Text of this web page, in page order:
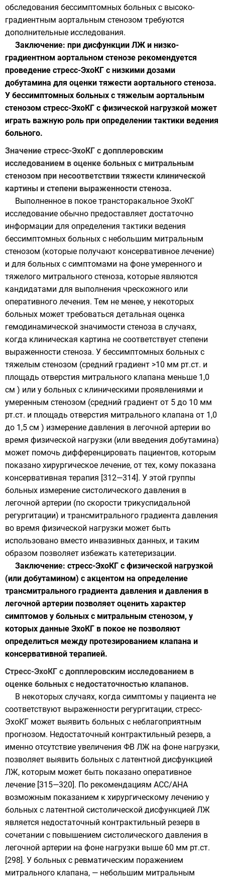
обследования бессимптомных больных с высоко-
градиентным аортальным стенозом требуются
дополнительные исследования.
Заключение: при дисфункции ЛЖ и низко-
градиентном аортальном стенозе рекомендуется
проведение стресс-ЭхоКГ с низкими дозами
добутамина для оценки тяжести аортального стеноза.
У бессимптомных больных с тяжелым аортальным
стенозом стресс-ЭхоКГ с физической нагрузкой может
играть важную роль при определении тактики ведения
больного.
Значение стресс-ЭхоКГ с допплеровским
исследованием в оценке больных с митральным
стенозом при несоответствии тяжести клинической
картины и степени выраженности стеноза.
Выполненное в покое трансторакальное ЭхоКГ
исследование обычно предоставляет достаточно
информации для определения тактики ведения
бессимптомных больных с небольшим митральным
стенозом (которые получают консервативное лечение)
и для больных с симптомами на фоне умеренного и
тяжелого митрального стеноза, которые являются
кандидатами для выполнения чрескожного или
оперативного лечения. Тем не менее, у некоторых
больных может требоваться детальная оценка
гемодинамической значимости стеноза в случаях,
когда клиническая картина не соответствует степени
выраженности стеноза. У бессимптомных больных с
тяжелым стенозом (средний градиент >10 мм рт.ст. и
площадь отверстия митрального клапана меньше 1,0
см ) или у больных с клиническими проявлениями и
умеренным стенозом (средний градиент от 5 до 10 мм
рт.ст. и площадь отверстия митрального клапана от 1,0
до 1,5 см ) измерение давления в легочной артерии во
время физической нагрузки (или введения добутамина)
может помочь дифференцировать пациентов, которым
показано хирургическое лечение, от тех, кому показана
консервативная терапия [312—314]. У этой группы
больных измерение систолического давления в
легочной артерии (по скорости трикуспидальной
регургитации) и трансмитрального градиента давления
во время физической нагрузки может быть
использовано вместо инвазивных данных, и таким
образом позволяет избежать катетеризации.
Заключение: стресс-ЭхоКГ с физической нагрузкой
(или добутамином) с акцентом на определение
трансмитрального градиента давления и давления в
легочной артерии позволяет оценить характер
симптомов у больных с митральным стенозом, у
которых данные ЭхоКГ в покое не позволяют
определиться между протезированием клапана и
консервативной терапией.
Стресс-ЭхоКГ с допплеровским исследованием в
оценке больных с недостаточностью клапанов.
В некоторых случаях, когда симптомы у пациента не
соответствуют выраженности регургитации, стресс-
ЭхоКГ может выявить больных с неблагоприятным
прогнозом. Недостаточный контрактильный резерв, а
именно отсутствие увеличения ФВ ЛЖ на фоне нагрузки,
позволяет выявить больных с латентной дисфункцией
ЛЖ, которым может быть показано оперативное
лечение [315—320]. По рекомендациям ACC/AHA
возможным показанием к хирургическому лечению у
больных с латентной систолической дисфункцией ЛЖ
является недостаточный контрактильный резерв в
сочетании с повышением систолического давления в
легочной артерии на фоне нагрузки выше 60 мм рт.ст.
[298]. У больных с ревматическим поражением
митрального клапана, — небольшим митральным